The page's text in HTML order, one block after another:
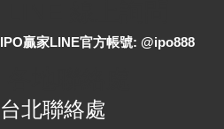
IPO贏家LINE官方帳號: @ipo888
台北聯絡處